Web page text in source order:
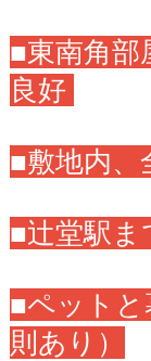
■東南角部
良好
■敷地内、
■辻堂駅ま
■ペット
則あり）